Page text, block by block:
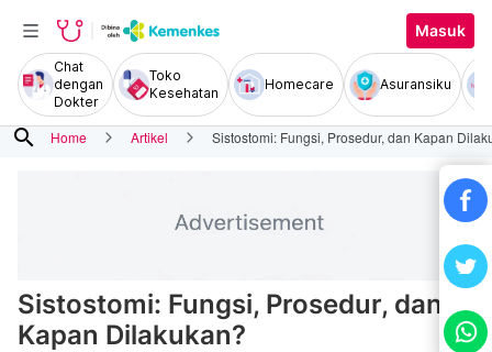
Masuk
Chat
dengan
Dokter
Toko
Kesehatan
Homecare Asuransiku
search Home Artikel Sistostomi: Fungsi, Prosedur, dan Kapan
Sistostomi: Fungsi, Prosedur, dan
Kapan Dilakukan?